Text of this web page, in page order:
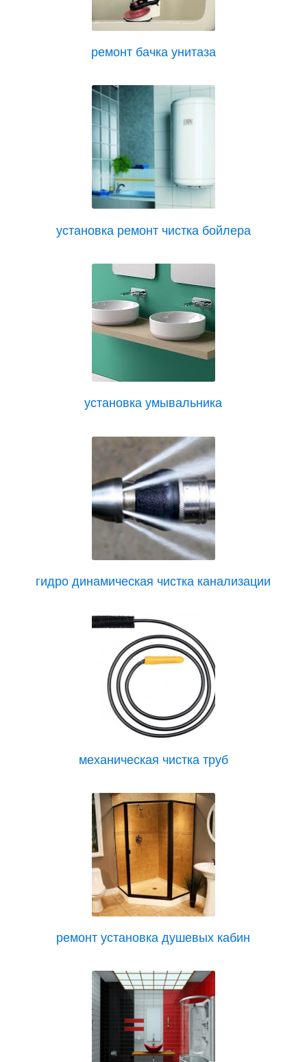
ремонт бачка унитаза
установка ремонт чистка бойлера
установка умывальника
гидро динамическая чистка канализации
механическая чистка труб
ремонт установка душевых кабин